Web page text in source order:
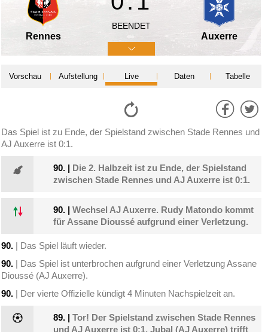
Rennes
BEENDET
Auxerre
Vorschau Aufstellung Live Daten Tabelle
Das Spiel ist zu Ende, der Spielstand zwischen Stade Rennes und
AJ Auxerre ist 0:1.
90. | Die 2. Halbzeit ist zu Ende, der Spielstand
zwischen Stade Rennes und AJ Auxerre ist 0:1.
90. |Wechsel AJ Auxerre. Rudy Matondo kommt
für Assane Dioussé aufgrund einer Verletzung.
90. | Das Spiel läuft wieder.
90. | Das Spiel ist unterbrochen aufgrund einer Verletzung Assane
Dioussé (AJ Auxerre).
90. | Der vierte Offizielle kündigt 4 Minuten Nachspielzeit an.
89. |Tor! Der Spielstand zwischen Stade Rennes
und AJ Auxerre ist 0:1. Jubal (AJ Auxerre) trifft